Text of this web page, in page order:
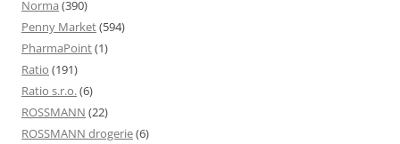
Norma (390)
Penny Market(594)
PharmaPoint(1)
Ratio (191)
Ratio s.r.o.(6)
ROSSMANN (22)
ROSSMANN drogerie(6)